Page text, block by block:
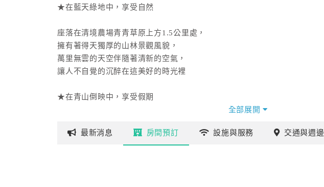
★在藍天綠地中，享受自然
座落在清境農場青青草原上方1.5公里處，
擁有著得天獨厚的山林景觀風貌，
萬里無雲的天空伴隨著清新的空氣，
讓人不自覺的沉醉在這美好的時光裡
★在青山倒映中，享受假期
更能遠眺合歡山、奇萊山的獨特壯闊景觀，
山莊內各項貼心的設施都可讓您感受到濃厚的渡假氛圍，
全部展開
最新消息 房間預訂 設施與服務 交通與週邊